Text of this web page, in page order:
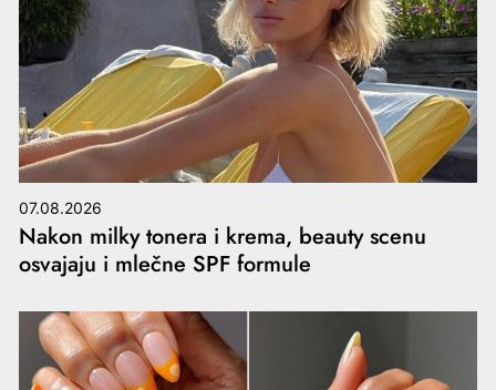
07.08.2026
Nakon milky tonera i krema, beauty scenu
osvajaju i mlečne SPF formule